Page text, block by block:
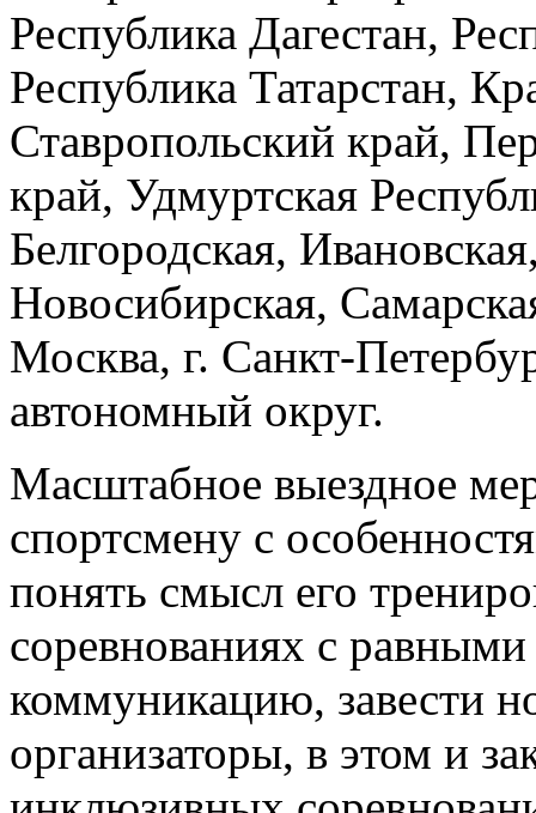
Республика Дагестан,
Республика Татарстан,
Ставропольский край,
край, Удмуртская
Белгородская,
Новосибирская,
Москва, г. Санкт-
автономный округ.
Масштабное выездное
спортсмену с
понять смысл его
соревнованиях с
коммуникацию, завести
организаторы, в этом и